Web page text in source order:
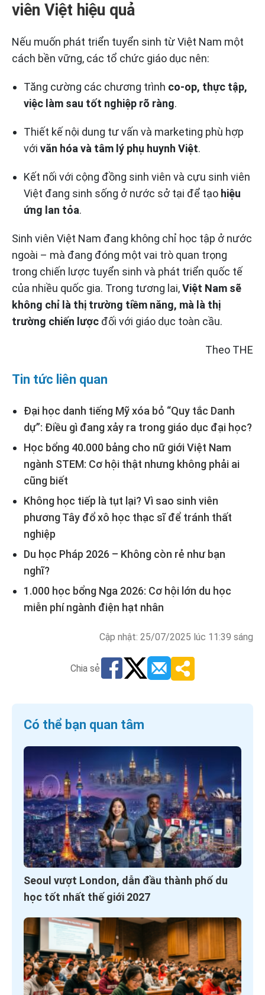
viên Việt hiệu quả
Nếu muốn phát triển tuyển sinh từ Việt Nam một
cách bền vững, các tổ chức giáo dục nên:
Tăng cường các chương trình co-op, thực tập,
việc làm sau tốt nghiệp rõ ràng.
Thiết kế nội dung tư vấn và marketing phù hợp
với văn hóa và tâm lý phụ huynh Việt.
Kết nối với cộng đồng sinh viên và cựu sinh viên
Việt đang sinh sống ở nước sở tại để tạo hiệu
ứng lan tỏa.
Sinh viên Việt Nam đang không chỉ học tập ở nước
ngoài – mà đang đóng một vai trò quan trọng
trong chiến lược tuyển sinh và phát triển quốc tế
của nhiều quốc gia. Trong tương lai,Việt Nam sẽ
không chỉ là thị trường tiềm năng, mà là thị
trường chiến lược đối với giáo dục toàn cầu.
Theo THE
Tin tức liên quan
Đại học danh tiếng Mỹ xóa bỏ “Quy tắc Danh
dự”: Điều gì đang xảy ra trong giáo dục đại học?
Học bổng 40.000 bảng cho nữ giới Việt Nam
ngành STEM: Cơ hội thật nhưng không phải ai
cũng biết
Không học tiếp là tụt lại? Vì sao sinh viên
phương Tây đổ xô học thạc sĩ để tránh thất
nghiệp
Du học Pháp 2026 – Không còn rẻ như bạn
nghĩ?
1.000 học bổng Nga 2026: Cơ hội lớn du học
miễn phí ngành điện hạt nhân
Cập nhật: 25/07/2025 lúc 11:39 sáng
Chia sẻ
Có thể bạn quan tâm
Seoul vượt London, dẫn đầu thành phố du
học tốt nhất thế giới 2027